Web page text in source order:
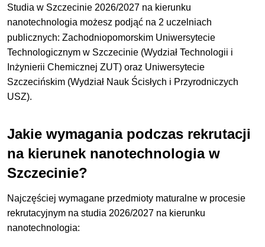
Studia w Szczecinie 2026/2027 na kierunku
nanotechnologia możesz podjąć na 2 uczelniach
publicznych:Zachodniopomorskim Uniwersytecie
Technologicznym w Szczecinie (Wydział Technologii i
Inżynierii Chemicznej ZUT) oraz Uniwersytecie
Szczecińskim (Wydział Nauk Ścisłych i Przyrodniczych
USZ).
Jakie wymagania podczas rekrutacji
na kierunek nanotechnologia w
Szczecinie?
Najczęściej wymagane przedmioty maturalne w procesie
rekrutacyjnym na studia 2026/2027 na kierunku
nanotechnologia: